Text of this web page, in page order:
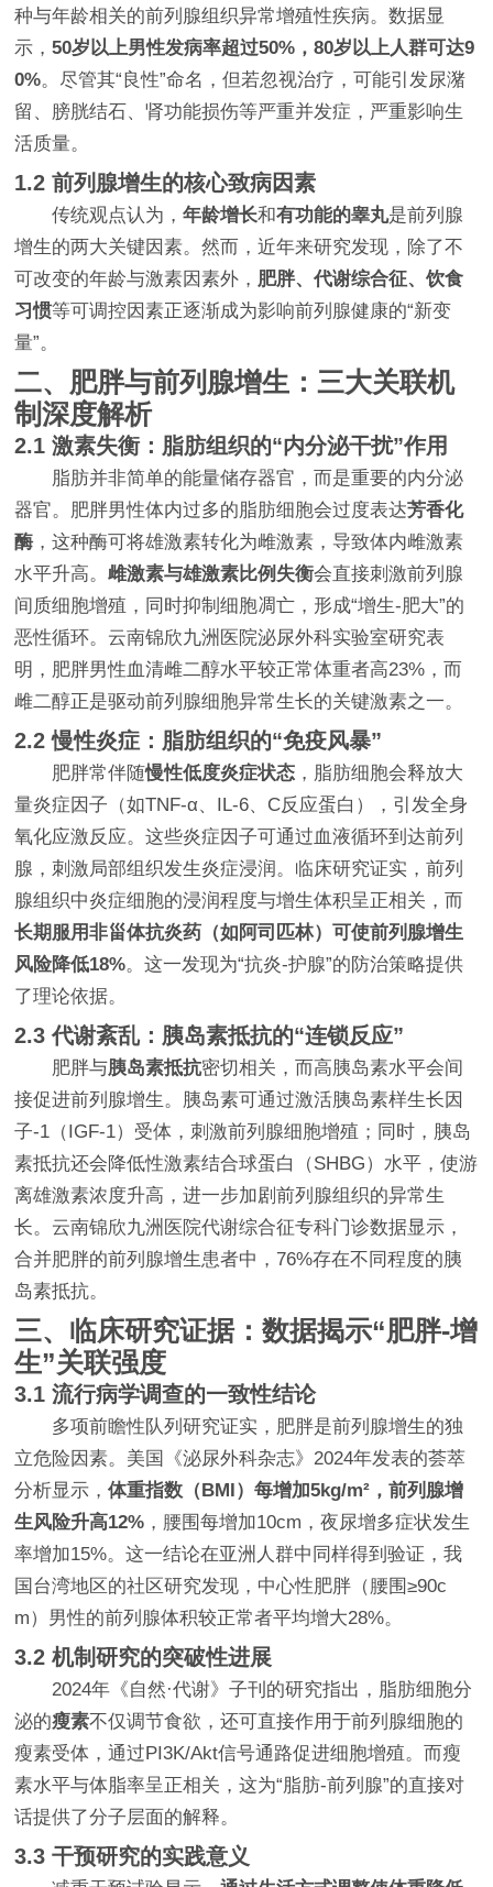
种与年龄相关的前列腺组织异常增殖性疾病。数据显
示，50岁以上男性发病率超过50%，80岁以上人群可达9
0%。尽管其“良性”命名，但若忽视治疗，可能引发尿潴
留、膀胱结石、肾功能损伤等严重并发症，严重影响生
活质量。
1.2 前列腺增生的核心致病因素
传统观点认为，年龄增长和有功能的睾丸是前列腺
增生的两大关键因素。然而，近年来研究发现，除了不
可改变的年龄与激素因素外， 肥胖、代谢综合征、饮食
习惯等可调控因素正逐渐成为影响前列腺健康的“新变
量”。
二、肥胖与前列腺增生：三大关联机
制深度解析
2.1 激素失衡：脂肪组织的“内分泌干扰”作用
脂肪并非简单的能量储存器官，而是重要的内分泌
器官。肥胖男性体内过多的脂肪细胞会过度表达芳香化
酶，这种酶可将雄激素转化为雌激素，导致体内雌激素
水平升高。雌激素与雄激素比例失衡会直接刺激前列腺
间质细胞增殖，同时抑制细胞凋亡，形成“增生-肥大”的
恶性循环。云南锦欣九洲医院泌尿外科实验室研究表
明，肥胖男性血清雌二醇水平较正常体重者高23%，而
雌二醇正是驱动前列腺细胞异常生长的关键激素之一。
2.2 慢性炎症：脂肪组织的“免疫风暴”
肥胖常伴随慢性低度炎症状态 ，脂肪细胞会释放大
量炎症因子（如TNF-α、IL-6、C反应蛋白），引发全身
氧化应激反应。这些炎症因子可通过血液循环到达前列
腺，刺激局部组织发生炎症浸润。临床研究证实，前列
腺组织中炎症细胞的浸润程度与增生体积呈正相关，而
长期服用非甾体抗炎药（如阿司匹林）可使前列腺增生
风险降低18%。这一发现为“抗炎-护腺”的防治策略提供
了理论依据。
2.3 代谢紊乱：胰岛素抵抗的“连锁反应”
肥胖与胰岛素抵抗密切相关，而高胰岛素水平会间
接促进前列腺增生。胰岛素可通过激活胰岛素样生长因
子-1（IGF-1）受体，刺激前列腺细胞增殖；同时，胰岛
素抵抗还会降低性激素结合球蛋白（SHBG）水平，使游
离雄激素浓度升高，进一步加剧前列腺组织的异常生
长。云南锦欣九洲医院代谢综合征专科门诊数据显示，
合并肥胖的前列腺增生患者中，76%存在不同程度的胰
岛素抵抗。
三、临床研究证据：数据揭示“肥胖-增
生”关联强度
3.1 流行病学调查的一致性结论
多项前瞻性队列研究证实，肥胖是前列腺增生的独
立危险因素。美国《泌尿外科杂志》2024年发表的荟萃
分析显示，体重指数（BMI）每增加5kg/m²，前列腺增
生风险升高12% ，腰围每增加10cm，夜尿增多症状发生
率增加15%。这一结论在亚洲人群中同样得到验证，我
国台湾地区的社区研究发现，中心性肥胖（腰围≥90c
m）男性的前列腺体积较正常者平均增大28%。
3.2 机制研究的突破性进展
2024年《自然·代谢》子刊的研究指出，脂肪细胞分
泌的瘦素不仅调节食欲，还可直接作用于前列腺细胞的
瘦素受体，通过PI3K/Akt信号通路促进细胞增殖。而瘦
素水平与体脂率呈正相关，这为“脂肪-前列腺”的直接对
话提供了分子层面的解释。
3.3 干预研究的实践意义